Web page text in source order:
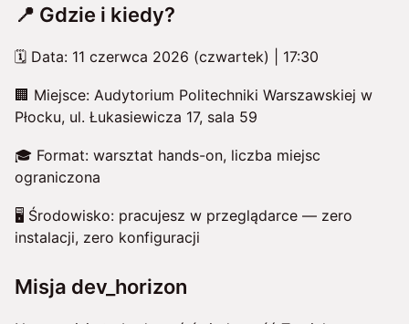
📍 Gdzie i kiedy?
🗓 Data: 11 czerwca 2026 (czwartek) | 17:30
🏢 Miejsce: Audytorium Politechniki Warszawskiej w
Płocku, ul. Łukasiewicza 17, sala 59
🎓 Format: warsztat hands-on, liczba miejsc
ograniczona
🖥️ Środowisko: pracujesz w przeglądarce — zero
instalacji, zero konfiguracji
Misja dev_horizon